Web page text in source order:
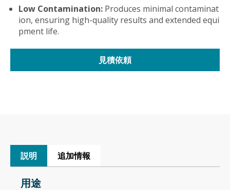
Low Contamination: Produces minimal contaminat
ion, ensuring high-quality results and extended equi
pment life.
見積依頼
説明 追加情報
用途